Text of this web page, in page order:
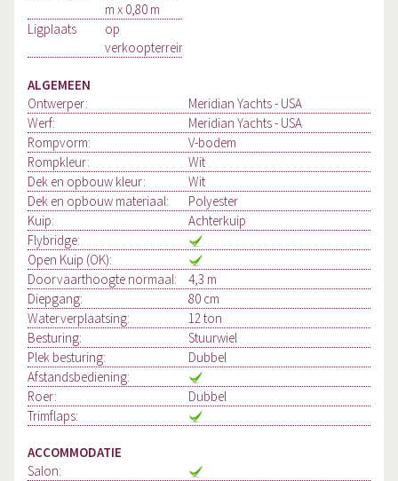
m x 0,80 m
Ligplaats
op
verkoopterrein
ALGEMEEN
Ontwerper:
Meridian Yachts - USA
Werf:
Meridian Yachts - USA
Rompvorm:
V-bodem
Rompkleur:
Wit
Dek en opbouw kleur:
Wit
Dek en opbouw materiaal:
Polyester
Kuip:
Achterkuip
Flybridge:
Open Kuip (OK):
Doorvaarthoogte normaal:
4,3 m
Diepgang:
80 cm
Waterverplaatsing:
12 ton
Besturing:
Stuurwiel
Plek besturing:
Dubbel
Afstandsbediening:
Roer:
Dubbel
Trimflaps:
ACCOMMODATIE
Salon: